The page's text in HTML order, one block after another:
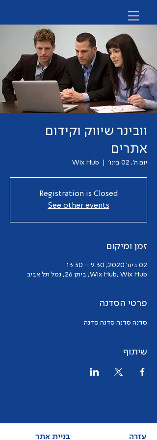
וובינר שיווק וקידום
אתרים
יום ה׳, 02 בינו׳ Wix Hub
Registration is Closed
See other events
זמן ומיקום
02 בינו׳ 2020, 9:30 – 13:30
Wix Hub, Wix Hub, ביתן 26, נמל תל אביב
פרטי הסדנה
סדנה סדנה סדנה סדנה
שיתוף
בניית אתר עזרה